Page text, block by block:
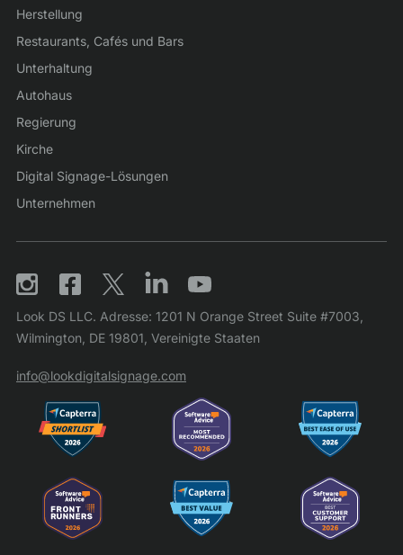
Herstellung
Restaurants, Cafés und Bars
Unterhaltung
Autohaus
Regierung
Kirche
Digital Signage-Lösungen
Unternehmen
Look DS LLC. Adresse: 1201 N Orange Street Suite #7003,
Wilmington, DE 19801, Vereinigte Staaten
info@lookdigitalsignage.com